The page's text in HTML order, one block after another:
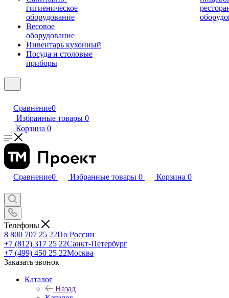
гигиеническое
оборудование
Весовое
оборудование
Инвентарь кухонный
Посуда и столовые
приборы
Сравнение0
Избранные товары 0
Корзина 0
Сравнение0 Избранные товары 0 Корзина 0
Телефоны
8 800 707 25 22По России
+7 (812) 317 25 22Санкт-Петербург
+7 (499) 450 25 22Москва
Заказать звонок
Каталог
Назад